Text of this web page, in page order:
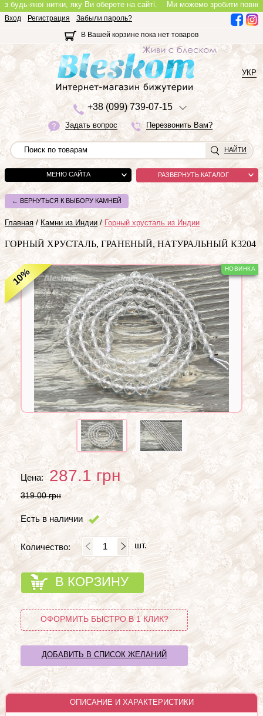
якої нитки, яку Ви оберете на сайті.Ми можемо зробити повноцінне
Вход Регистрация
Забыли пароль?
В Вашей корзине пока нет товаров
+38 (099) 739-07-15
Задать вопрос Перезвонить Вам?
УКР
НАЙТИ
МЕНЮ САЙТА РАЗВЕРНУТЬ КАТАЛОГ
← ВЕРНУТЬСЯ К ВЫБОРУ КАМНЕЙ
Главная / Камни из Индии / Горный хрусталь из Индии
ГОРНЫЙ ХРУСТАЛЬ, ГРАНЕНЫЙ, НАТУРАЛЬНЫЙ К3204
10%
Цена: 287.1грн
319.00 грн
Есть в наличии
Количество: шт.
В КОРЗИНУ
ОФОРМИТЬ БЫСТРО В 1 КЛИК?
ДОБАВИТЬ В СПИСОК ЖЕЛАНИЙ
ОПИСАНИЕ И ХАРАКТЕРИСТИКИ